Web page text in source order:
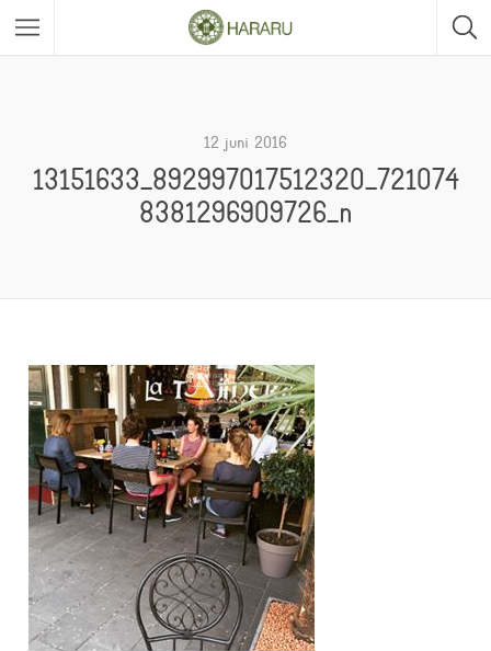
12 juni 2016
13151633_892997017512320_721074
8381296909726_n